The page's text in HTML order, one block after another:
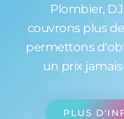
Plombier,
couvrons plus de
permettons
un prix jamais
PLUS